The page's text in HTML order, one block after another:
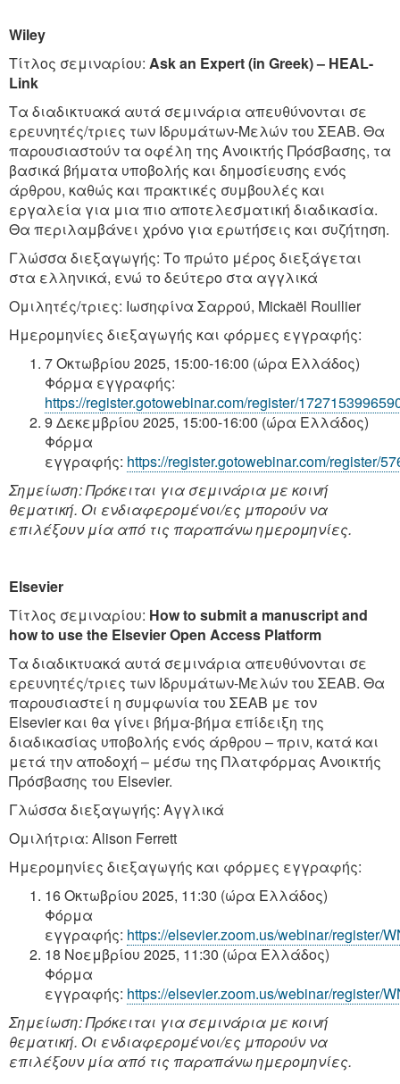
Wiley
Τίτλος σεμιναρίου: Ask an Expert (in Greek) – HEAL-
Link
Τα διαδικτυακά αυτά σεμινάρια απευθύνονται σε
ερευνητές/τριες των Ιδρυμάτων-Μελών του ΣΕΑΒ. Θα
παρουσιαστούν τα οφέλη της Ανοικτής Πρόσβασης, τα
βασικά βήματα υποβολής και δημοσίευσης ενός
άρθρου, καθώς και πρακτικές συμβουλές και
εργαλεία για μια πιο αποτελεσματική διαδικασία.
Θα περιλαμβάνει χρόνο για ερωτήσεις και συζήτηση.
Γλώσσα διεξαγωγής: Το πρώτο μέρος διεξάγεται
στα ελληνικά, ενώ το δεύτερο στα αγγλικά
Ομιλητές/τριες: Ιωσηφίνα Σαρρού, Mickaël Roullier
Ημερομηνίες διεξαγωγής και φόρμες εγγραφής:
7 Οκτωβρίου 2025, 15:00-16:00 (ώρα Ελλάδος)
Φόρμα εγγραφής:
https://register.gotowebinar.com/register/
9 Δεκεμβρίου 2025, 15:00-16:00 (ώρα Ελλάδος)
Φόρμα
εγγραφής: https://register.gotowebinar.com/register/
Σημείωση: Πρόκειται για σεμινάρια με κοινή
θεματική. Οι ενδιαφερομένοι/ες μπορούν να
επιλέξουν μία από τις παραπάνω ημερομηνίες.
Elsevier
Τίτλος σεμιναρίου: How to submit a manuscript and
how to use the Elsevier Open Access Platform
Τα διαδικτυακά αυτά σεμινάρια απευθύνονται σε
ερευνητές/τριες των Ιδρυμάτων-Μελών του ΣΕΑΒ. Θα
παρουσιαστεί η συμφωνία του ΣΕΑΒ με τον
Elsevier και θα γίνει βήμα-βήμα επίδειξη της
διαδικασίας υποβολής ενός άρθρου – πριν, κατά και
μετά την αποδοχή – μέσω της Πλατφόρμας Ανοικτής
Πρόσβασης του Elsevier.
Γλώσσα διεξαγωγής: Αγγλικά
Ομιλήτρια: Alison Ferrett
Ημερομηνίες διεξαγωγής και φόρμες εγγραφής:
16 Οκτωβρίου 2025, 11:30 (ώρα Ελλάδος)
Φόρμα
εγγραφής: https://elsevier.zoom.us/webinar/register/
18 Νοεμβρίου 2025, 11:30 (ώρα Ελλάδος)
Φόρμα
εγγραφής: https://elsevier.zoom.us/webinar/register/
Σημείωση: Πρόκειται για σεμινάρια με κοινή
θεματική. Οι ενδιαφερομένοι/ες μπορούν να
επιλέξουν μία από τις παραπάνω ημερομηνίες.